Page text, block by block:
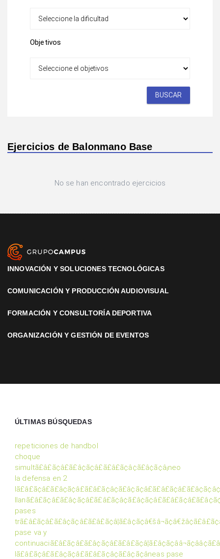
Objetivos
BUSCAR
Ejercicios de Balonmano Base
No se han encontrado ejercicios
INNOVACIÓN Y SOLUCIONES TECNOLÓGICAS
COMUNICACIÓN Y PRODUCCIÓN AUDIOVISUAL
FORMACIÓN Y CONSULTORÍA DEPORTIVA
ORGANIZACIÓN Y GESTIÓN DE EVENTOS
ÚLTIMAS BÚSQUEDAS
repeticiones de handbol
choque
simultã£â£ã¢â£ã£â¢ã¢â£ã£â£ã¢â¢ã£â¢ã¢â¡neo
la defensa en 2
pases
pase va y
lã£â£ã¢â£ã£â¢ã¢â£ã£â£ã¢â¢ã£â¢ã¢âneas pase